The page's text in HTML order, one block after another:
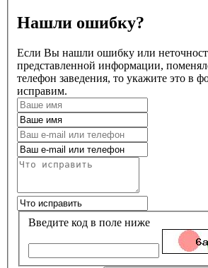
Нашли ошибку?
Если Вы нашли ошибку или
представленной информации,
телефон заведения, то укажите это в
исправим.
Введите код в поле ниже